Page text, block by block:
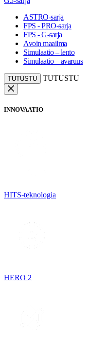
ASTRO-sarja
FPS - PRO-sarja
FPS - G-sarja
Avoin maailma
Simulaatio – lento
Simulaatio – avaruus
TUTUSTU TUTUSTU
INNOVAATIO
HITS-teknologia
HERO 2